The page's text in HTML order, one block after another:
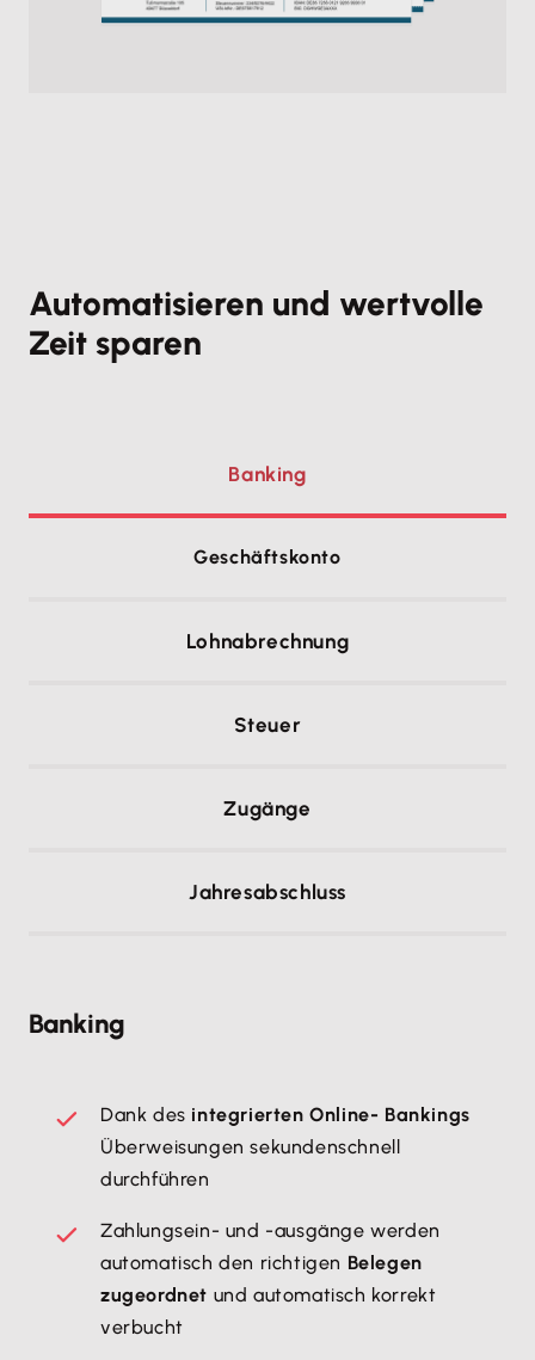
Automatisieren und wertvolle
Zeit sparen
Banking
Geschäftskonto
Lohnabrechnung
Steuer
Zugänge
Jahresabschluss
Banking
Dank des integrierten Online- Bankings
Überweisungen sekundenschnell
durchführen
Zahlungsein- und -ausgänge werden
automatisch den richtigen Belegen
zugeordnet und automatisch korrekt
verbucht